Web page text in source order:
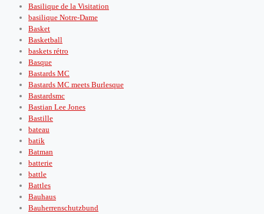
Basilique de la Visitation
basilique Notre-Dame
Basket
Basketball
baskets rétro
Basque
Bastards MC
Bastards MC meets Burlesque
Bastardsmc
Bastian Lee Jones
Bastille
bateau
batik
Batman
batterie
battle
Battles
Bauhaus
Bauherrenschutzbund